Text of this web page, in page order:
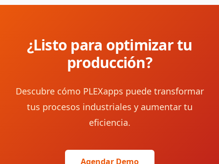
¿Listo para optimizar tu
producción?
Descubre cómo PLEXapps puede transformar
tus procesos industriales y aumentar tu
eficiencia.
Agendar Demo